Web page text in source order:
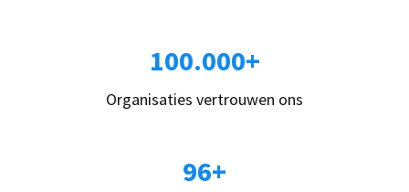
100.000+
Organisaties vertrouwen ons
96+